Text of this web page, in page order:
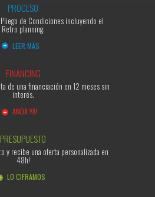
PROCESO
de Condiciones incluyendo el
Retro planning.
LEER MÁS
FINANCING
de una financiación en 12 meses sin
interés.
ANDA YA!
PRESUPUESTO
y recibe una oferta personalizada en
48h!
LO CIFRAMOS